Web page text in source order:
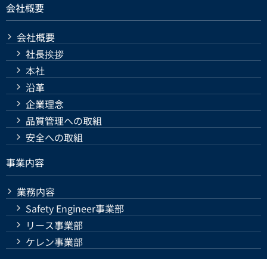
会社概要
会社概要
社長挨拶
本社
沿革
企業理念
品質管理への取組
安全への取組
事業内容
業務内容
Safety Engineer事業部
リース事業部
ケレン事業部